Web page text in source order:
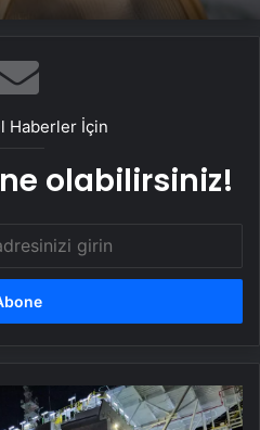
zeytinyağı değil:
yağ buymuş
Haberler İçin
olabilirsiniz!